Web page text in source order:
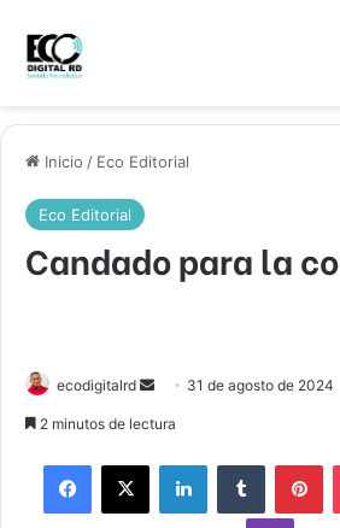
Inicio / Eco Editorial
Eco Editorial
Candado para la
ecodigitalrd
Send 31 de agosto de 2024
2 minutos de lectura
Facebook
X LinkedInTumblr
Viber